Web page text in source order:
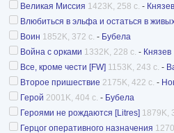
Великая Миссия 1423K, 258 с. - Князев
Влюбиться в эльфа и остаться в
Воин 1852K, 372 с. - Бубела
Война с орками 1332K, 228 с. - Князев
Все, кроме чести [FW] 1153K, 243 с. -
Второе пришествие 2175K, 422 с. -
Герой 2001K, 404 с. - Бубела
Героями не рождаются [Litres] 1879K,
Герцог оперативного назначения